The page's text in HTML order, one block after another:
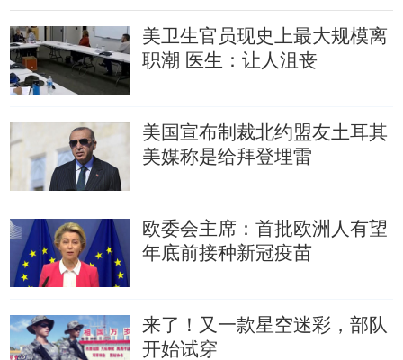
美卫生官员现史上最大规模离
职潮 医生：让人沮丧
美国宣布制裁北约盟友土耳其
美媒称是给拜登埋雷
欧委会主席：首批欧洲人有望
年底前接种新冠疫苗
来了！又一款星空迷彩，部队
开始试穿